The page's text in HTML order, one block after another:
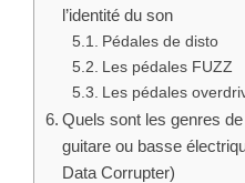
l’identité du son
Pédales de disto
Les pédales FUZZ
Les pédales
Quels sont les genres
guitare ou basse
Data Corrupter)